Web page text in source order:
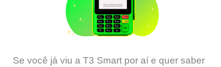
Se você já viu a T3 Smart por aí e quer saber